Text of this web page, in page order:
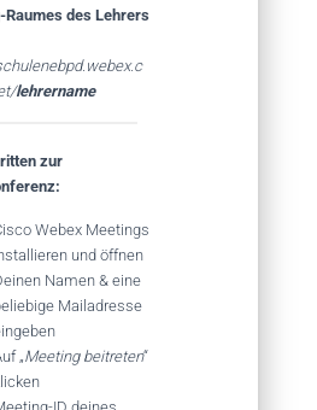
Raumes des Lehrers
lehrername
zur
Webex Meetings
und öffnen
Namen & eine
Mailadresse
„Meeting beitreten“